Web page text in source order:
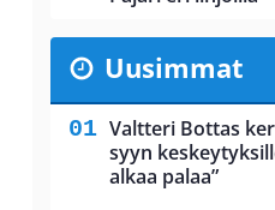
Uusimmat
Valtteri Bottas
syyn
alkaa palaa”